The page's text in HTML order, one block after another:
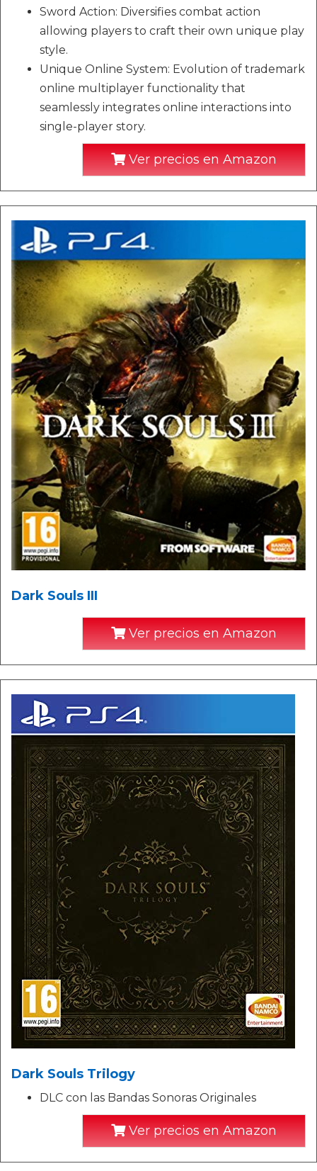
Sword Action: Diversifies combat action
allowing players to craft their own unique play
style.
Unique Online System: Evolution of trademark
online multiplayer functionality that
seamlessly integrates online interactions into
single-player story.
Ver precios en Amazon
Dark Souls III
Ver precios en Amazon
Dark Souls Trilogy
DLC con las Bandas Sonoras Originales
Ver precios en Amazon